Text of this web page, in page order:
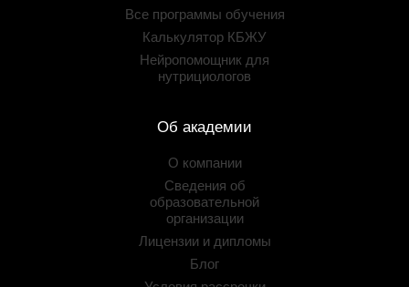
Все программы обучения
Калькулятор КБЖУ
Нейропомощник для
нутрициологов
Об академии
О компании
Сведения об
образовательной
организации
Лицензии и дипломы
Блог